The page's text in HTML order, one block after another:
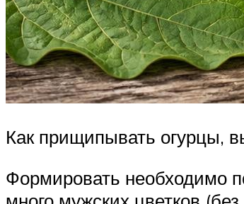
Как прищипывать огурцы,
Формировать необходимо